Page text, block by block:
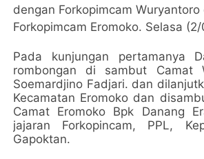
dengan Forkopimcam Wuryantoro
Forkopimcam Eromoko. Selasa
Pada kunjungan pertamanya
rombongan di sambut Camat
Soemardjino Fadjari. dan
Kecamatan Eromoko dan
Camat Eromoko Bpk Danang
jajaran Forkopincam, PPL,
Gapoktan.